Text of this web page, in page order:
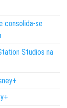
consolida-se
Studios na